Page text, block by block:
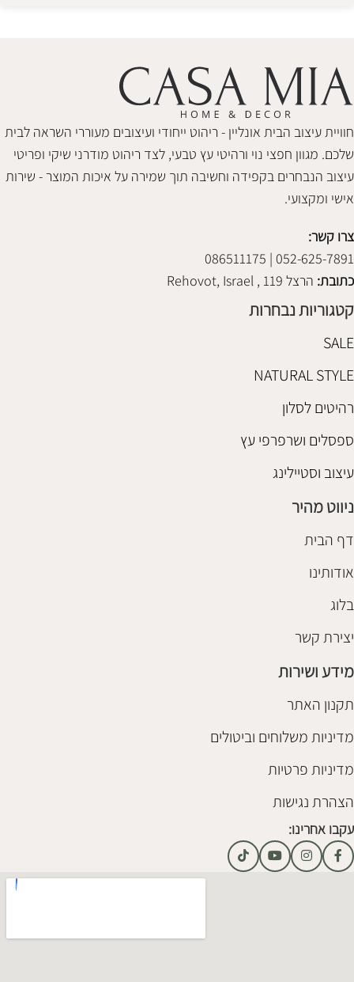
חוויית עיצוב הבית אונליין - ריהוט ייחודי ועיצובים מעוררי השראה לבית
שלכם. מגוון חפצי נוי ורהיטי עץ טבעי, לצד ריהוט מודרני שיקי ופריטי
עיצוב הנבחרים בקפידה וחשיבה תוך שמירה על איכות המוצר - שירות
אישי ומקצועי.
צרו קשר:
052-625-7891 | 086511175
כתובת: הרצל 119 , Rehovot, Israel
קטגוריות נבחרות
SALE
NATURAL STYLE
רהיטים לסלון
ספסלים ושרפרפי עץ
עיצוב וסטיילינג
ניווט מהיר
דף הבית
אודותינו
בלוג
יצירת קשר
מידע ושירות
תקנון האתר
מדיניות משלוחים וביטולים
מדיניות פרטיות
הצהרת נגישות
עקבו אחרינו: